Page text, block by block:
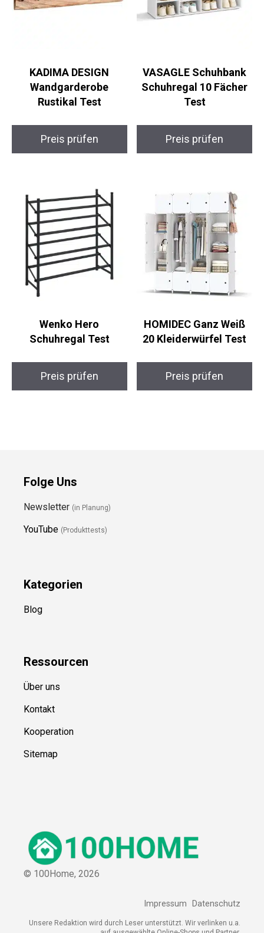
KADIMA DESIGN
Wandgarderobe
Rustikal Test
Preis prüfen
VASAGLE Schuhbank
Schuhregal 10 Fächer
Test
Preis prüfen
Wenko Hero
Schuhregal Test
Preis prüfen
HOMIDEC Ganz Weiß
20 Kleiderwürfel Test
Preis prüfen
Folge Uns
Newsletter (in Planung)
YouTube (Produkttests)
Kategorien
Blog
Ressourcen
Über uns
Kontakt
Kooperation
Sitemap
© 100Home, 2026
Impressum Datenschutz
Unsere Redaktion wird durch Leser unterstützt. Wir verlinken u.a.